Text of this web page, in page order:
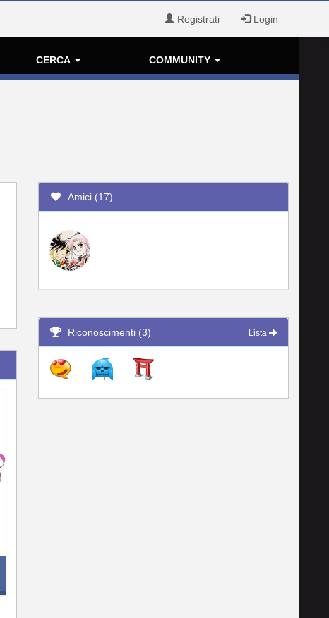
Registrati Login
CERCA COMMUNITY
Amici (17)
Riconoscimenti (3) Lista